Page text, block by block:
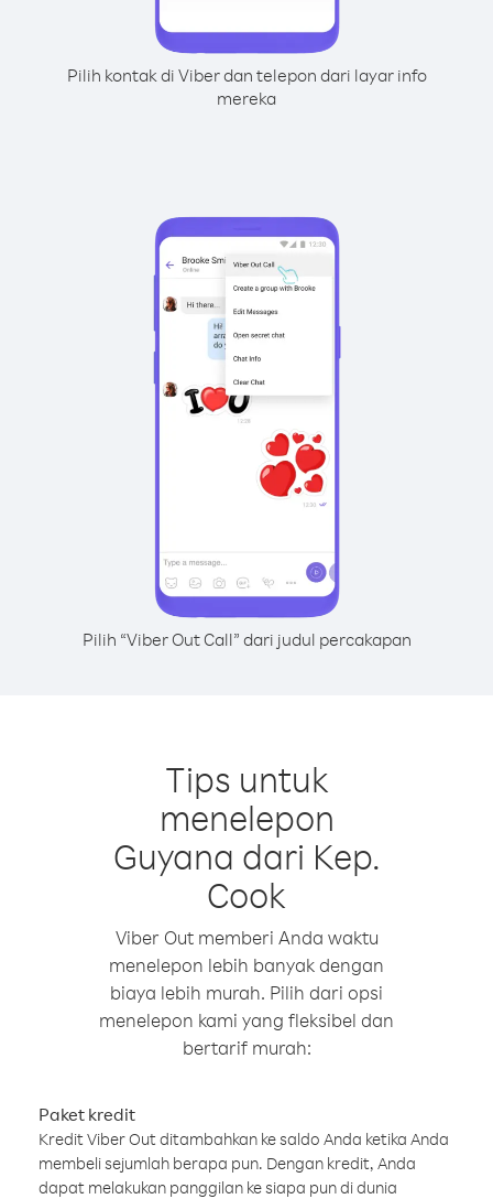
Pilih kontak di Viber dan telepon dari layar info
mereka
Pilih “Viber Out Call” dari judul percakapan
Tips untuk
menelepon
Guyana dari Kep.
Cook
Viber Out memberi Anda waktu
menelepon lebih banyak dengan
biaya lebih murah. Pilih dari opsi
menelepon kami yang fleksibel dan
bertarif murah:
Paket kredit
Kredit Viber Out ditambahkan ke saldo Anda ketika Anda
membeli sejumlah berapa pun. Dengan kredit, Anda
dapat melakukan panggilan ke siapa pun di dunia